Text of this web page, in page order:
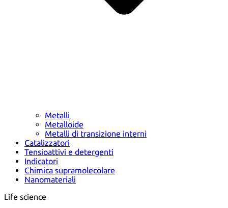
Metalli
Metalloide
Metalli di transizione interni
Catalizzatori
Tensioattivi e detergenti
Indicatori
Chimica supramolecolare
Nanomateriali
Life science